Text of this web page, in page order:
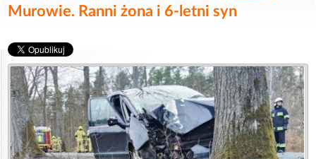
Murowie. Ranni żona i 6-letni syn